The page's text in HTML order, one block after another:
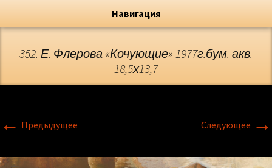
Флёрова Елена Николаевна
Художник, Официальный сайт
Навигация
352. Е. Флерова «Кочующие» 1977г.бум. акв.
18,5х13,7
← Предыдущее Следующее →